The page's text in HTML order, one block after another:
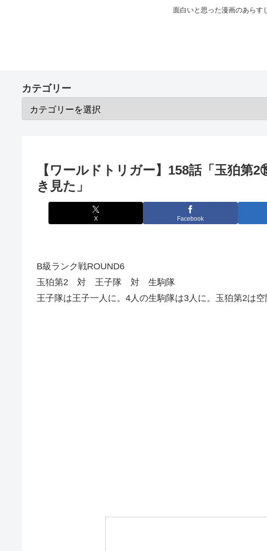
面白いと思った漫画のあらす
カテゴリー
【ワールドトリガー】158話「玉狛
き見た」
X Facebook
B級ランク戦ROUND6
玉狛第2 対 王子隊 対 生駒隊
王子隊は王子一人に。4人の生駒隊は3人に。玉狛第2は空